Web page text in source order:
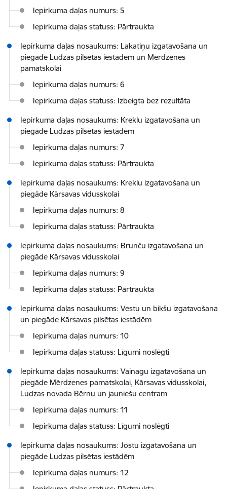
Iepirkuma daļas numurs: 5
Iepirkuma daļas statuss: Pārtraukta
Iepirkuma daļas nosaukums: Lakatiņu izgatavošana un
piegāde Ludzas pilsētas iestādēm un Mērdzenes
pamatskolai
Iepirkuma daļas numurs: 6
Iepirkuma daļas statuss: Izbeigta bez rezultāta
Iepirkuma daļas nosaukums: Kreklu izgatavošana un
piegāde Ludzas pilsētas iestādēm
Iepirkuma daļas numurs: 7
Iepirkuma daļas statuss: Pārtraukta
Iepirkuma daļas nosaukums: Kreklu izgatavošana un
piegāde Kārsavas vidusskolai
Iepirkuma daļas numurs: 8
Iepirkuma daļas statuss: Pārtraukta
Iepirkuma daļas nosaukums: Brunču izgatavošana un
piegāde Kārsavas vidusskolai
Iepirkuma daļas numurs: 9
Iepirkuma daļas statuss: Pārtraukta
Iepirkuma daļas nosaukums: Vestu un bikšu izgatavošana
un piegāde Kārsavas pilsētas iestādēm
Iepirkuma daļas numurs: 10
Iepirkuma daļas statuss: Līgumi noslēgti
Iepirkuma daļas nosaukums: Vainagu izgatavošana un
piegāde Mērdzenes pamatskolai, Kārsavas vidusskolai,
Ludzas novada Bērnu un jauniešu centram
Iepirkuma daļas numurs: 11
Iepirkuma daļas statuss: Līgumi noslēgti
Iepirkuma daļas nosaukums: Jostu izgatavošana un
piegāde Ludzas pilsētas iestādēm
Iepirkuma daļas numurs: 12